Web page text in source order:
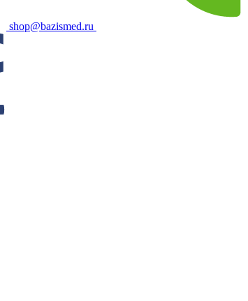
shop@bazismed.ru